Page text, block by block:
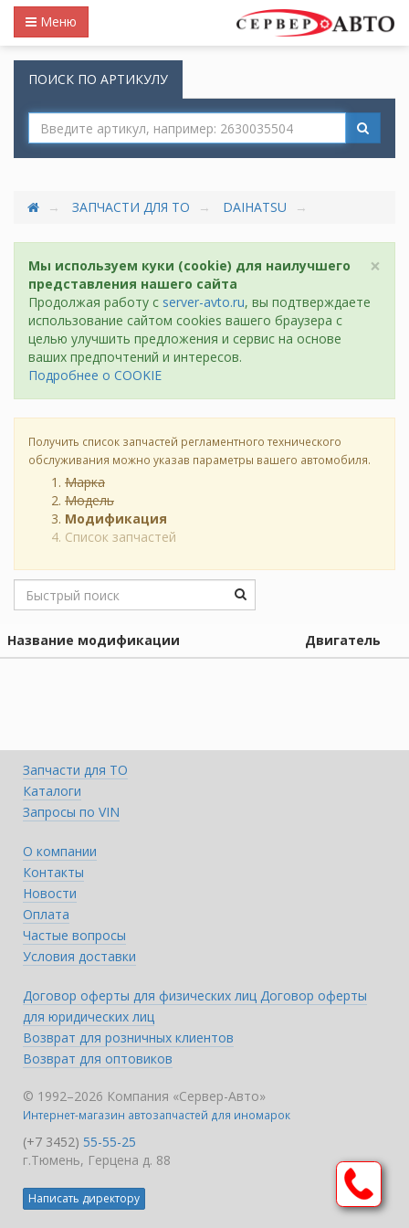
Меню
ПОИСК ПО АРТИКУЛУ
ЗАПЧАСТИ ДЛЯ ТО DAIHATSU
×
Мы используем куки (cookie) для наилучшего
представления нашего сайта
Продолжая работу с server-avto.ru, вы подтверждаете
использование сайтом cookies вашего браузера с
целью улучшить предложения и сервис на основе
ваших предпочтений и интересов.
Подробнее о COOKIE
Получить список запчастей регламентного технического
обслуживания можно указав параметры вашего автомобиля.
Марка
Модель
Модификация
Список запчастей
Название модификации Двигатель
Запчасти для ТО
Каталоги
Запросы по VIN
О компании
Контакты
Новости
Оплата
Частые вопросы
Условия доставки
Договор оферты для физических лиц Договор оферты
для юридических лиц
Возврат для розничных клиентов
Возврат для оптовиков
© 1992–2026 Компания «Сервер-Авто»
Интернет-магазин автозапчастей для иномарок
(+7 3452) 55-55-25
г.Тюмень, Герцена д. 88
Написать директору